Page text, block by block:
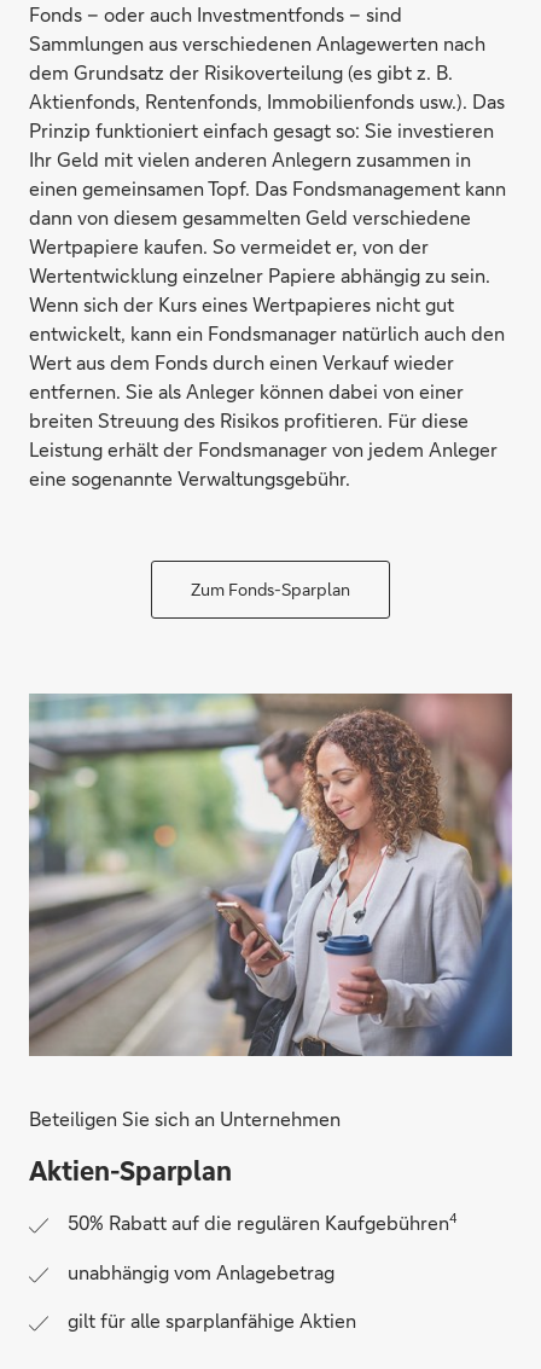
Fonds – oder auch Investmentfonds – sind
Sammlungen aus verschiedenen Anlagewerten nach
dem Grundsatz der Risikoverteilung (es gibt z. B.
Aktienfonds, Rentenfonds, Immobilienfonds usw.). Das
Prinzip funktioniert einfach gesagt so: Sie investieren
Ihr Geld mit vielen anderen Anlegern zusammen in
einen gemeinsamen Topf. Das Fondsmanagement kann
dann von diesem gesammelten Geld verschiedene
Wertpapiere kaufen. So vermeidet er, von der
Wertentwicklung einzelner Papiere abhängig zu sein.
Wenn sich der Kurs eines Wertpapieres nicht gut
entwickelt, kann ein Fondsmanager natürlich auch den
Wert aus dem Fonds durch einen Verkauf wieder
entfernen. Sie als Anleger können dabei von einer
breiten Streuung des Risikos profitieren. Für diese
Leistung erhält der Fondsmanager von jedem Anleger
eine sogenannte Verwaltungsgebühr.
Zum Fonds-Sparplan
Beteiligen Sie sich an Unternehmen
Aktien-Sparplan
50% Rabatt auf die regulären Kaufgebühren4
unabhängig vom Anlagebetrag
gilt für alle sparplanfähige Aktien